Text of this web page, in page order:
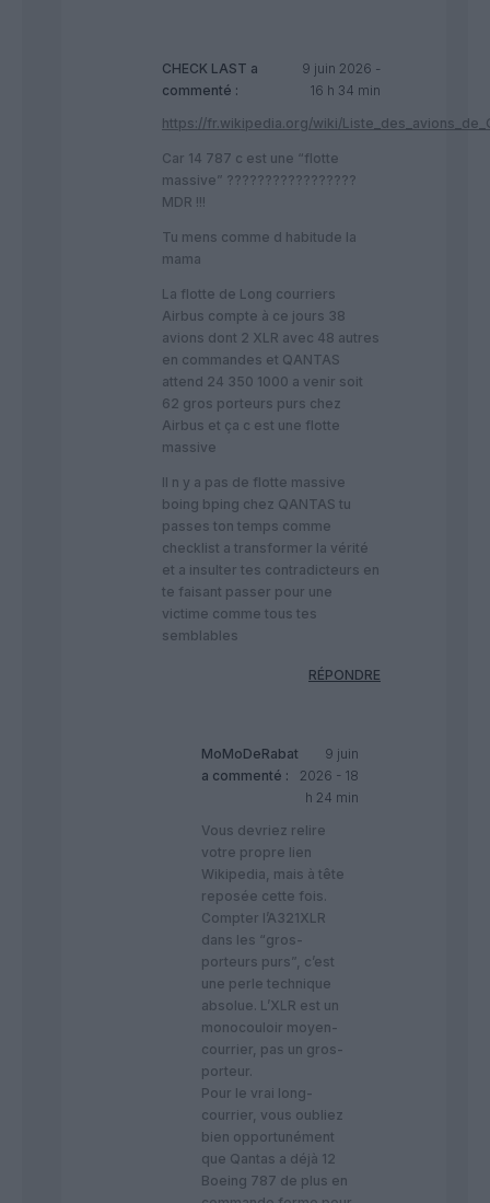
CHECK LAST a
commenté :
9 juin 2026 -
16 h 34 min
https://fr.wikipedia.org/wiki/
Car 14 787 c est une “flotte
massive” ?????????????????
MDR !!!
Tu mens comme d habitude la
mama
La flotte de Long courriers
Airbus compte à ce jours 38
avions dont 2 XLR avec 48 autres
en commandes et QANTAS
attend 24 350 1000 a venir soit
62 gros porteurs purs chez
Airbus et ça c est une flotte
massive
Il n y a pas de flotte massive
boing bping chez QANTAS tu
passes ton temps comme
checklist a transformer la vérité
et a insulter tes contradicteurs en
te faisant passer pour une
victime comme tous tes
semblables
RÉPONDRE
MoMoDeRabat
a commenté :
9 juin
2026 - 18
h 24 min
Vous devriez relire
votre propre lien
Wikipedia, mais à tête
reposée cette fois.
Compter l’A321XLR
dans les “gros-
porteurs purs”, c’est
une perle technique
absolue. L’XLR est un
monocouloir moyen-
courrier, pas un gros-
porteur.
Pour le vrai long-
courrier, vous oubliez
bien opportunément
que Qantas a déjà 12
Boeing 787 de plus en